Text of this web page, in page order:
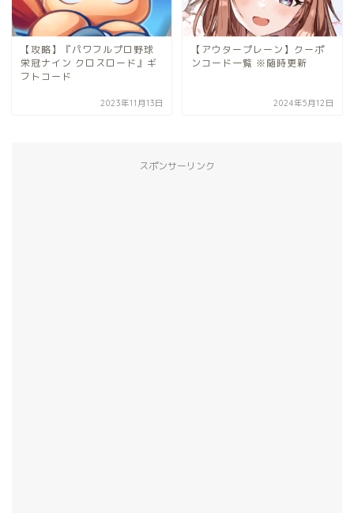
【攻略】『パワフルプロ野球
栄冠ナイン クロスロード』ギ
フトコード
2023年11月13日
【アウタープレーン】クーポ
ンコード一覧 ※随時更新
2024年5月12日
スポンサーリンク